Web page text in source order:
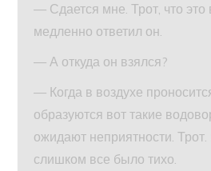
— Сдается мне. Трот, что
медленно ответил он.
— А откуда он взялся?
— Когда в воздухе
образуются вот такие
ожидают неприятности.
слишком все было тихо.